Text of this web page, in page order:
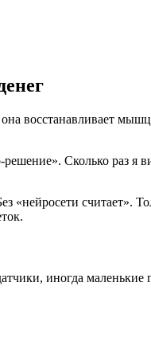
восстанавливает
Сколько раз я
«нейросети считает».
иногда маленькие